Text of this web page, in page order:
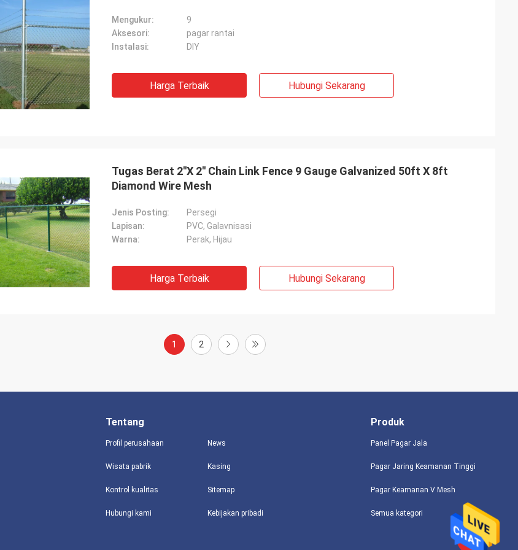
Mengukur:
9
Aksesori:
pagar rantai
Instalasi:
DIY
Harga Terbaik Hubungi Sekarang
Tugas Berat 2''X 2'' Chain Link Fence 9 Gauge Galvanized 50ft X 8ft
Diamond Wire Mesh
Jenis Posting:
Persegi
Lapisan:
PVC, Galavnisasi
Warna:
Perak, Hijau
Harga Terbaik Hubungi Sekarang
1 2
Tentang
Profil perusahaan
Wisata pabrik
Kontrol kualitas
Hubungi kami
News
Kasing
Sitemap
Kebijakan pribadi
Produk
Panel Pagar Jala
Pagar Jaring Keamanan Tinggi
Pagar Keamanan V Mesh
Semua kategori